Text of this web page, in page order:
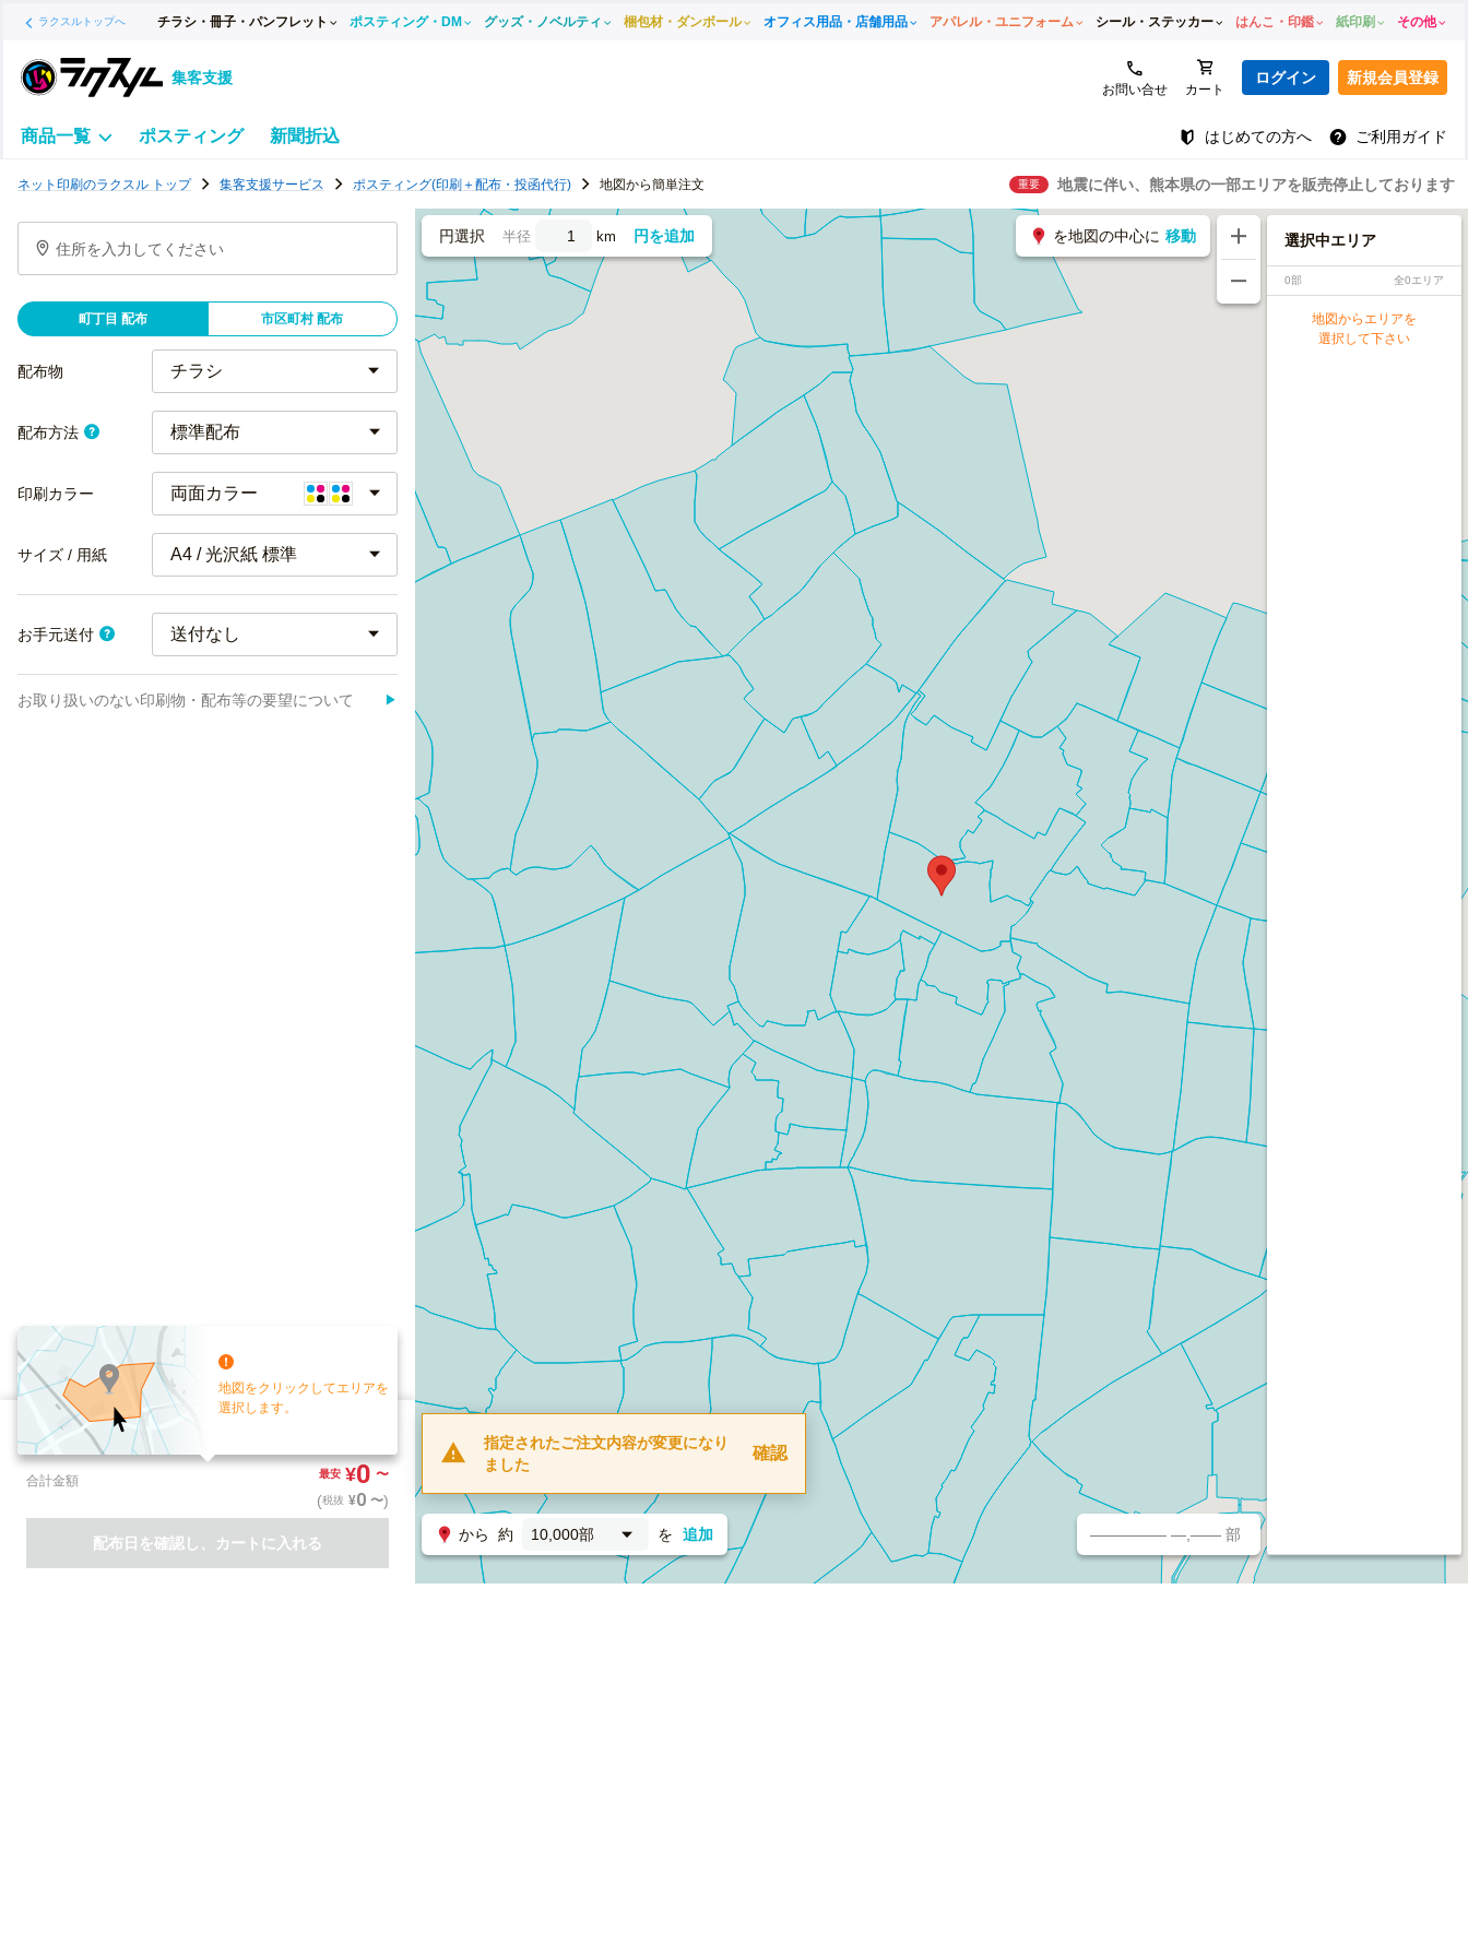
ラクスルトップへ チラシ・冊子・パンフレット ポスティング・DM グッズ・ノベルティ 梱包材・ダンボール オフィス用品・店舗用品 アパレル・ユニフォーム シール・ステッカー はんこ・印鑑 紙印刷 その他
集客支援
お問い合せ カート
ログイン 新規会員登録
商品一覧 ポスティング 新聞折込 はじめての方へ ご利用ガイド
テ
グ
ラ
ネット印刷のラクスル トップ 集客支援サービス ポスティング(印刷＋配布・投函代行) 地図から簡単注文 重要 地震に伴い、熊本県の一部エリアを販売停止しております
住所を入力してください
町丁目 配布 市区町村 配布
配布物
配布方法 標準配布
印刷カラー 両面カラー
サイズ / 用紙 A4 / 光沢紙 標準
お手元送付
お取り扱いのない印刷物・配布等の要望について ▶
地図をクリックしてエリアを
選択します。
配布部数
お手元送付
合計金額 最安 ¥0 〜
(税抜 ¥0 〜)
配布日を確認し、カートに入れる
円選択 半径 km 円を追加
指定されたご注文内容が変更になり
ました
確認
から 約 10,000部 を 追加
を地図の中心に 移動
————— —,—— 部
選択中エリア
0部 全0エリア
地図からエリアを
選択して下さい